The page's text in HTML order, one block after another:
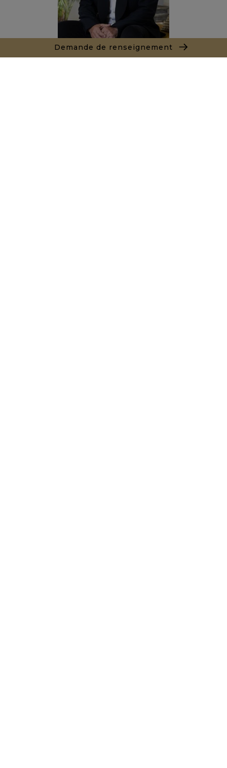
Demande de renseignement